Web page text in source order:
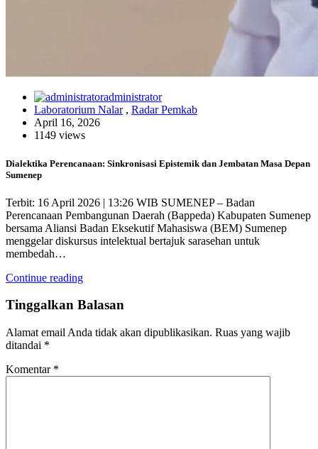
administrator
Laboratorium Nalar, Radar Pemkab
April 16, 2026
1149 views
Dialektika Perencanaan: Sinkronisasi Epistemik dan Jembatan Masa Depan
Sumenep
Terbit: 16 April 2026 | 13:26 WIB SUMENEP – Badan
Perencanaan Pembangunan Daerah (Bappeda) Kabupaten Sumenep
bersama Aliansi Badan Eksekutif Mahasiswa (BEM) Sumenep
menggelar diskursus intelektual bertajuk sarasehan untuk
membedah…
Continue reading
Tinggalkan Balasan
Alamat email Anda tidak akan dipublikasikan. Ruas yang wajib
ditandai *
Komentar *